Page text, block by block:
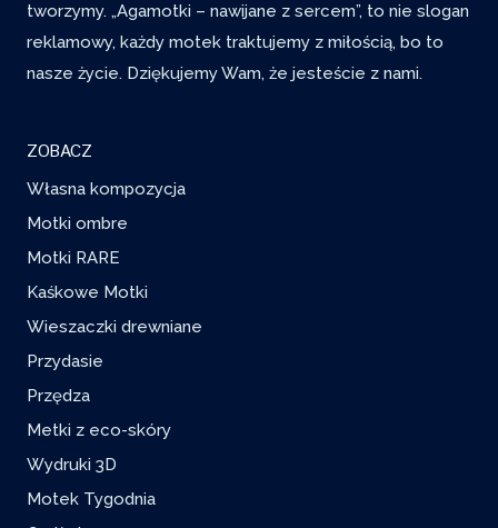
tworzymy. „Agamotki – nawijane z sercem”, to nie slogan
reklamowy, każdy motek traktujemy z miłością, bo to
nasze życie. Dziękujemy Wam, że jesteście z nami.
ZOBACZ
Własna kompozycja
Motki ombre
Motki RARE
Kaśkowe Motki
Wieszaczki drewniane
Przydasie
Przędza
Metki z eco-skóry
Wydruki 3D
Motek Tygodnia